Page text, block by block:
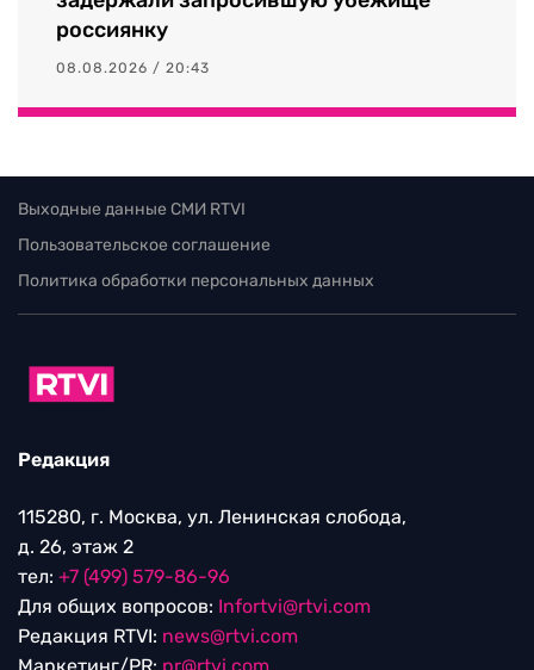
россиянку
08.08.2026 / 20:43
Выходные данные СМИ RTVI
Пользовательское соглашение
Политика обработки персональных данных
Редакция
115280, г. Москва, ул. Ленинская слобода,
д. 26, этаж 2
тел: +7 (499) 579-86-96
Для общих вопросов: Infortvi@rtvi.com
Редакция RTVI: news@rtvi.com